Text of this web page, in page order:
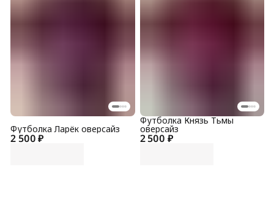
2 500 ₽
Футболка Ларёк оверсайз
2 500 ₽
Футболка Князь Тьмы
оверсайз